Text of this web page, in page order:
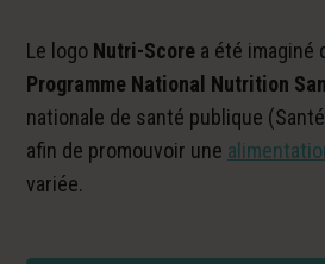
Le logo Nutri-Score a été imaginé
Programme National Nutrition
nationale de santé publique
afin de promouvoir une
variée.